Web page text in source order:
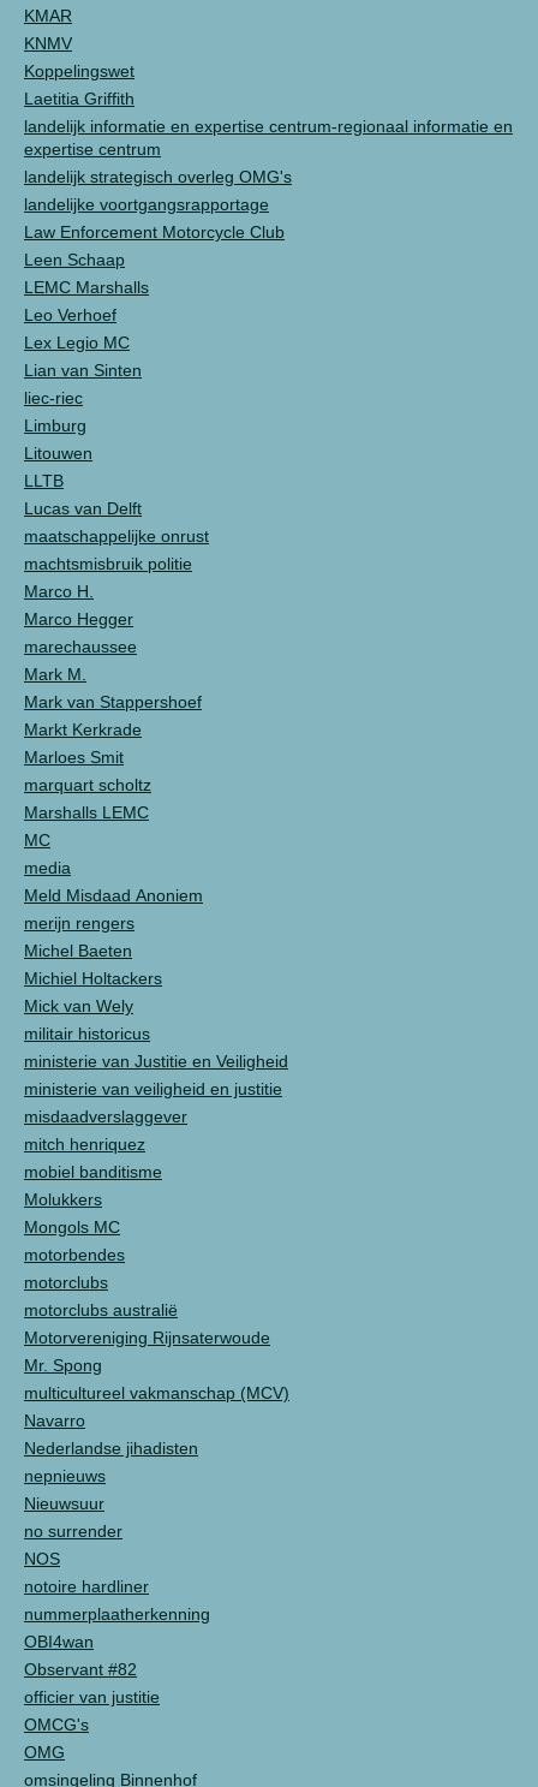
KMAR
KNMV
Koppelingswet
Laetitia Griffith
landelijk informatie en expertise centrum-regionaal informatie en
expertise centrum
landelijk strategisch overleg OMG's
landelijke voortgangsrapportage
Law Enforcement Motorcycle Club
Leen Schaap
LEMC Marshalls
Leo Verhoef
Lex Legio MC
Lian van Sinten
liec-riec
Limburg
Litouwen
LLTB
Lucas van Delft
maatschappelijke onrust
machtsmisbruik politie
Marco H.
Marco Hegger
marechaussee
Mark M.
Mark van Stappershoef
Markt Kerkrade
Marloes Smit
marquart scholtz
Marshalls LEMC
MC
media
Meld Misdaad Anoniem
merijn rengers
Michel Baeten
Michiel Holtackers
Mick van Wely
militair historicus
ministerie van Justitie en Veiligheid
ministerie van veiligheid en justitie
misdaadverslaggever
mitch henriquez
mobiel banditisme
Molukkers
Mongols MC
motorbendes
motorclubs
motorclubs australië
Motorvereniging Rijnsaterwoude
Mr. Spong
multicultureel vakmanschap (MCV)
Navarro
Nederlandse jihadisten
nepnieuws
Nieuwsuur
no surrender
NOS
notoire hardliner
nummerplaatherkenning
OBI4wan
Observant #82
officier van justitie
OMCG's
OMG
omsingeling Binnenhof